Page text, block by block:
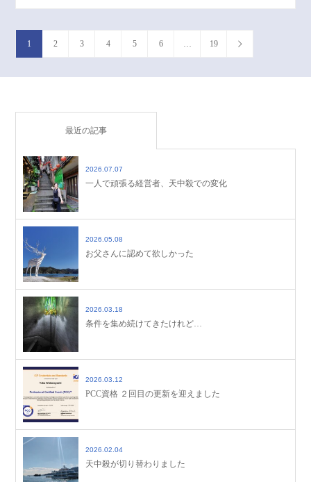
1 2 3 4 5 6 … 19
最近の記事
2026.07.07
一人で頑張る経営者、天中殺での変化
2026.05.08
お父さんに認めて欲しかった
2026.03.18
条件を集め続けてきたけれど…
2026.03.12
PCC資格 ２回目の更新を迎えました
2026.02.04
天中殺が切り替わりました